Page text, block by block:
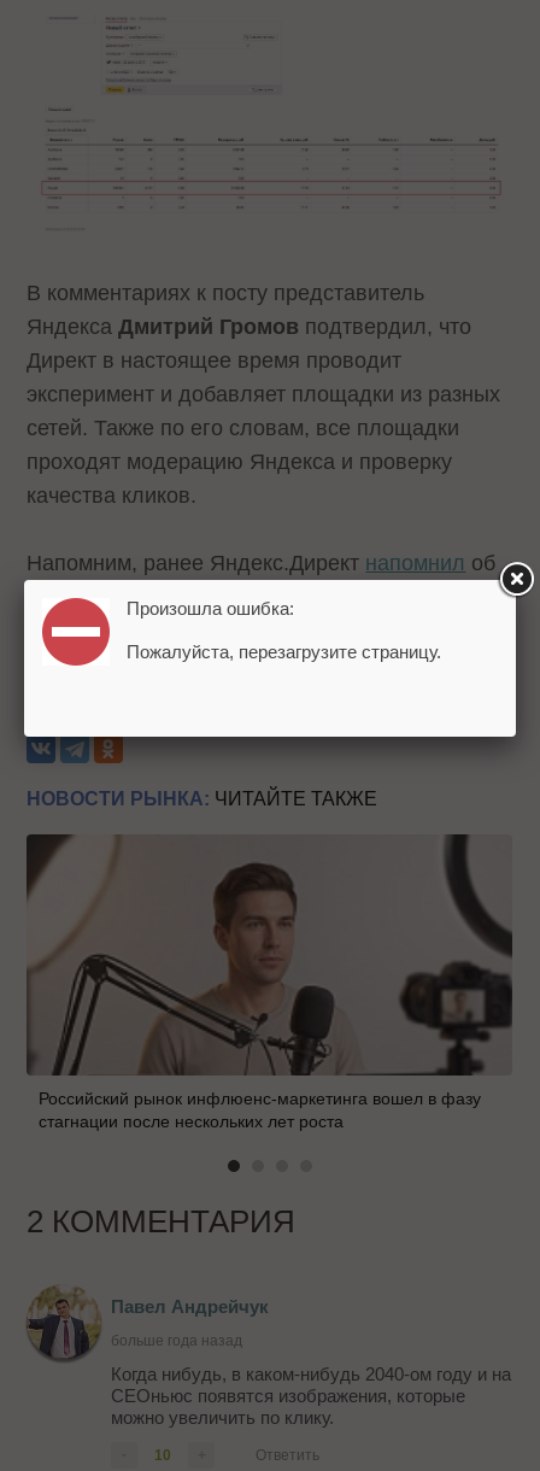
В комментариях к посту представитель
ЯндексаДмитрий Громов подтвердил, что
Директ в настоящее время проводит
эксперимент и добавляет площадки из разных
сетей. Также по его словам, все площадки
проходят модерацию Яндекса и проверку
качества кликов.
Напомним, ранее Яндекс.Директ напомнил об
обновлении автостратегий.
Источник: PPC.World
НОВОСТИ РЫНКА: ЧИТАЙТЕ ТАКЖЕ
Российский рынок инфлюенс-маркетинга вошел в фазу
стагнации после нескольких лет роста
2 КОММЕНТАРИЯ
Павел Андрейчук
больше года назад
Когда нибудь, в каком-нибудь 2040-ом году и на
СЕОньюс появятся изображения, которые
можно увеличить по клику.
10 Ответить
Произошла ошибка:
Пожалуйста, перезагрузите страницу.